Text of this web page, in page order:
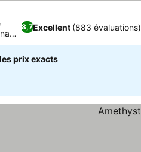
8,7Excellent (883 évaluations)
prix exacts